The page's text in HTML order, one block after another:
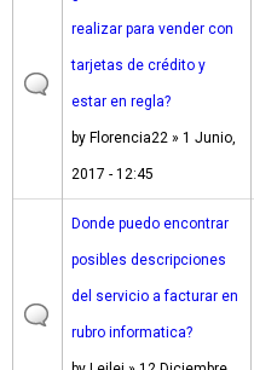
realizar para vender con
tarjetas de crédito y
estar en regla?
by Florencia22 » 1 Junio,
2017 - 12:45
Donde puedo encontrar
posibles descripciones
del servicio a facturar en
rubro informatica?